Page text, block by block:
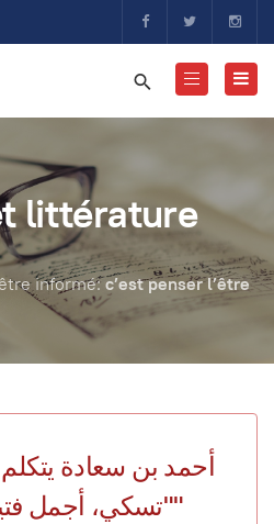
littérature
informé:c’est penser l’être
أحمد بن سعادة
"تسكي، أجمل فتيات "التصلي نجر"